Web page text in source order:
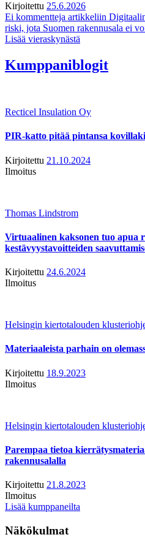
Kirjoitettu 25.6.2026
Ei kommentteja artikkeliin
riski, jota Suomen rakennusala ei
Lisää vieraskynästä
Kumppaniblogit
Recticel Insulation Oy
PIR-katto pitää pintansa
Kirjoitettu 21.10.2024
Ilmoitus
Thomas Lindstrom
Virtuaalinen kaksonen tuo apua
kestävyystavoitteiden
Kirjoitettu 24.6.2024
Ilmoitus
Helsingin kiertotalouden
Materiaaleista parhain on
Kirjoitettu 18.9.2023
Ilmoitus
Helsingin kiertotalouden
Parempaa tietoa
rakennusalalla
Kirjoitettu 21.8.2023
Ilmoitus
Lisää kumppaneilta
Näkökulmat